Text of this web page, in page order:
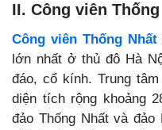
II. Công viên
Công viên Thống Nhất
lớn nhất ở thủ đô Hà
đáo, cổ kính. Trung
diện tích rộng khoảng
đảo Thống Nhất và